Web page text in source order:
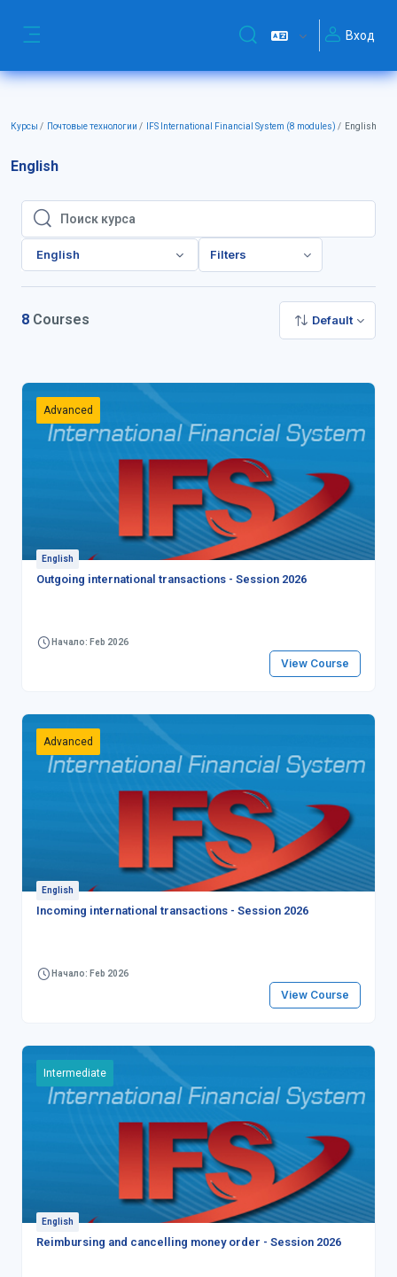
Изменить данныеВход
Курсы Почтовые технологии IFS International Financial System (8 modules) English
English
Поиск курса
Поиск курса
English Filters
8 Courses Default
Advanced
English
Outgoing international transactions - Session 2026
Начало: Feb 2026
View Course
Advanced
English
Incoming international transactions - Session 2026
Начало: Feb 2026
View Course
Intermediate
English
Reimbursing and cancelling money order - Session 2026